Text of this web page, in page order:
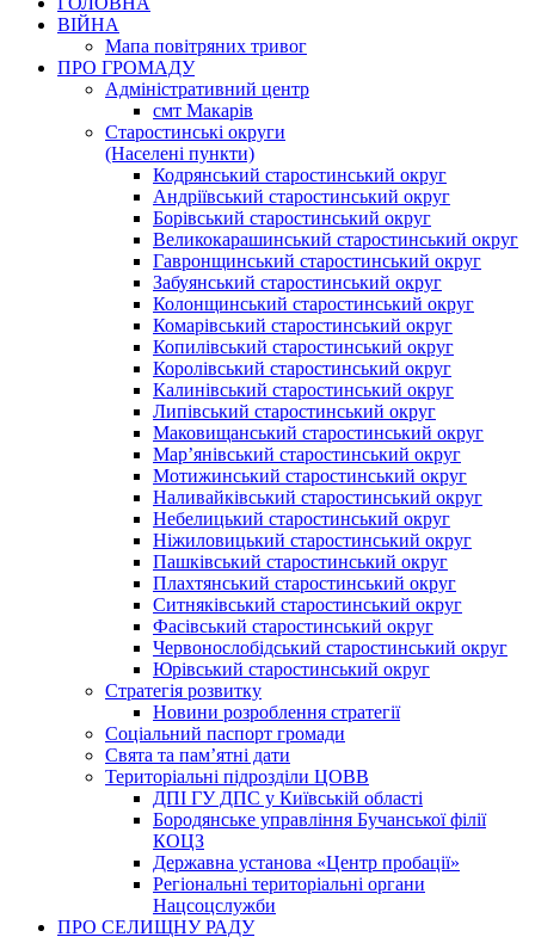
ВІЙНА
Мапа повітряних тривог
ПРО ГРОМАДУ
Aдміністративний центр
смт Макарів
Старостинські округи
(Населені пункти)
Кодрянський старостинський округ
Андріївський старостинський округ
Борівський старостинський округ
Великокарашинський старостинський округ
Гавронщинський старостинський округ
Забуянський старостинський округ
Колонщинський старостинський округ
Комарівський старостинський округ
Копилівський старостинський округ
Королівський старостинський округ
Калинівський старостинський округ
Липівський старостинський округ
Маковищанський старостинський округ
Мар’янівський старостинський округ
Мотижинський старостинський округ
Наливайківський старостинський округ
Небелицький старостинський округ
Ніжиловицький старостинський округ
Пашківський старостинський округ
Плахтянський старостинський округ
Ситняківський старостинський округ
Фасівський старостинський округ
Червонослобідський старостинський округ
Юрівський старостинський округ
Стратегія розвитку
Новини розроблення стратегії
Соціальний паспорт громади
Свята та пам’ятні дати
Територіальні підрозділи ЦОВВ
ДПІ ГУ ДПС у Київській області
Бородянське управління Бучанської філії
КОЦЗ
Державна установа «Центр пробації»
Регіональні територіальні органи
Нацсоцслужби
ПРО СЕЛИЩНУ РАДУ